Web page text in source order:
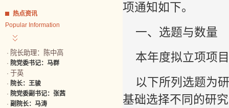
热点资讯
Popular Information
· 院长助理：陈中高
· 院党委书记：马群
· 于英
· 院长：王骏
· 院党委副书记：张茜
· 副院长：马涛
项通知如下。
一、选题与数量
本年度拟立项项
以下所列选题为
基础选择不同的研